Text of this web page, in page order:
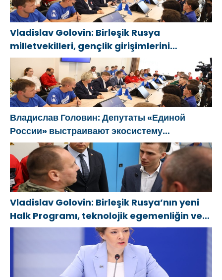
Vladislav Golovin: Birleşik Rusya
milletvekilleri, gençlik girişimlerini
desteklemek için bir ekosistem
oluşturuyor
Владислав Головин: Депутаты «Единой
России» выстраивают экосистему
поддержки молодёжных инициатив
Vladislav Golovin: Birleşik Rusya’nın yeni
Halk Programı, teknolojik egemenliğin ve
savunma sanayinin geliştirilmesine